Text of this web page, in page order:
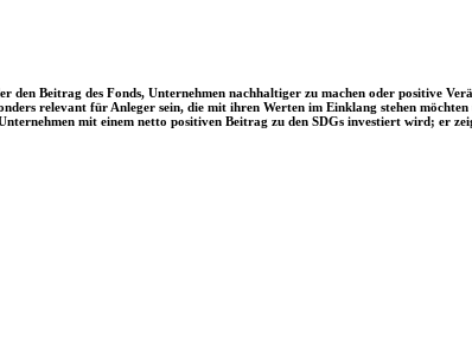
Beitrag des Fonds, Unternehmen nachhaltiger zu machen oder positive
relevant für Anleger sein, die mit ihren Werten im Einklang stehen
mit einem netto positiven Beitrag zu den SDGs investiert wird; er